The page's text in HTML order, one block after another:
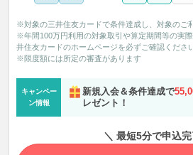
※対象の三井住友カードで条件達成し、対象のご
※年間100万円利用の対象取引や算定期間等の実
井住友カードのホームページを必ずご確認くださ
※限度額には所定の審査があります
キャンペー
ン情報
新規入会＆条件達成で
レゼント！
＼ 最短5分で申込